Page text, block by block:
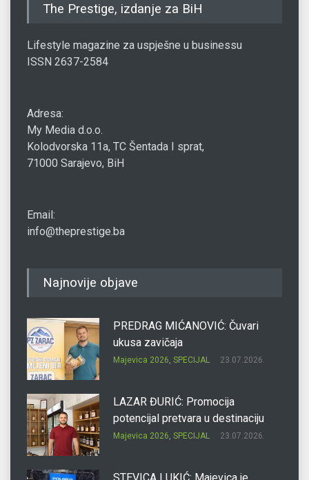
The Prestige, izdanje za BiH
Lifestyle magazine za uspješne u businessu
ISSN 2637-2584
Adresa:
My Media d.o.o.
Kolodvorska 11a, TC Šentada I sprat,
71000 Sarajevo, BiH
Email:
info@theprestige.ba
Najnovije objave
PREDRAG MIĆANOVIĆ: Čuvari
ukusa zavičaja
Majevica 2026, SPECIJAL 23.07.2026.
LAZAR ĐURIĆ: Promocija
potencijal pretvara u destinaciju
Majevica 2026, SPECIJAL 23.07.2026.